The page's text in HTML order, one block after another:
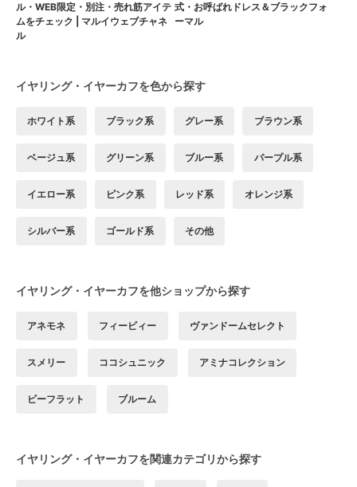
ル・WEB限定・別注・売れ筋アイテ
ムをチェック | マルイウェブチャネ
ル
式・お呼ばれドレス＆ブラックフォ
ーマル
イヤリング・イヤーカフを色から探す
ホワイト系 ブラック系 グレー系 ブラウン系
ベージュ系 グリーン系 ブルー系 パープル系
イエロー系 ピンク系 レッド系 オレンジ系
シルバー系 ゴールド系 その他
イヤリング・イヤーカフを他ショップから探す
アネモネ フィービィー ヴァンドームセレクト
スメリー ココシュニック アミナコレクション
ビーフラット ブルーム
イヤリング・イヤーカフを関連カテゴリから探す